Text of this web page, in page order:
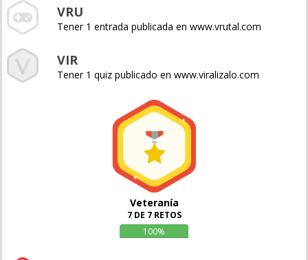
VRU
Tener 1 entrada publicada en www.vrutal.com
VIR
Tener 1 quiz publicado en www.viralizalo.com
Veteranía
7 DE 7 RETOS
100%